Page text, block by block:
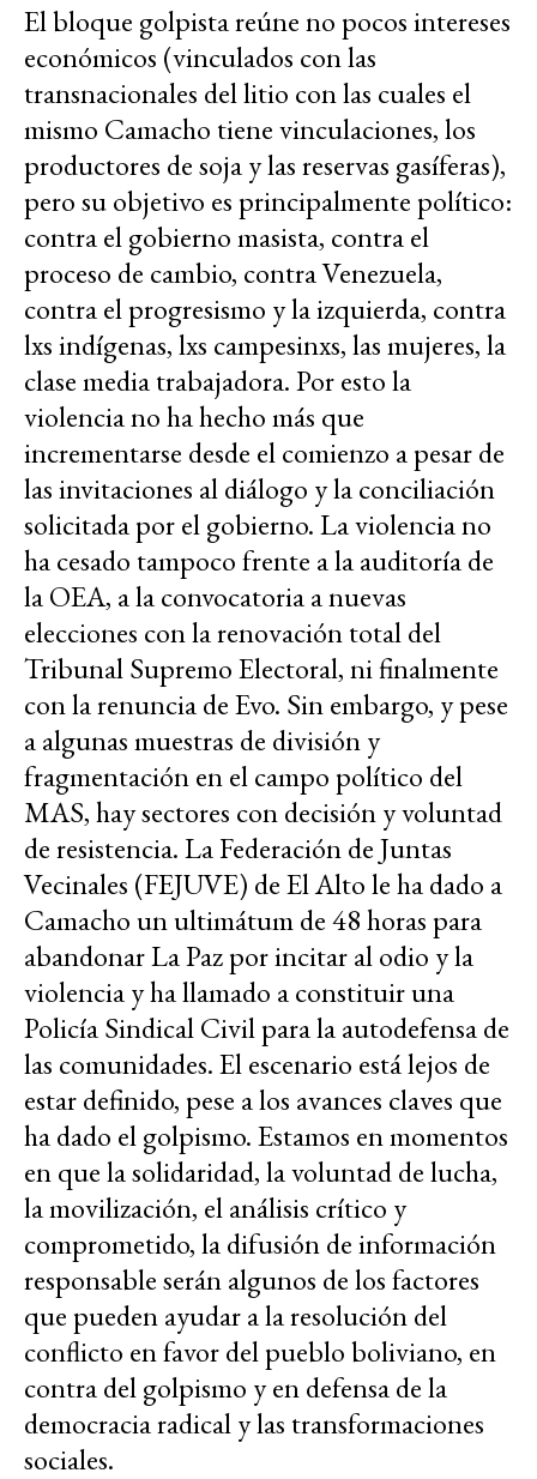
El bloque golpista reúne no pocos intereses
económicos (vinculados con las
transnacionales del litio con las cuales el
mismo Camacho tiene vinculaciones, los
productores de soja y las reservas gasíferas),
pero su objetivo es principalmente político:
contra el gobierno masista, contra el
proceso de cambio, contra Venezuela,
contra el progresismo y la izquierda, contra
lxs indígenas, lxs campesinxs, las mujeres, la
clase media trabajadora. Por esto la
violencia no ha hecho más que
incrementarse desde el comienzo a pesar de
las invitaciones al diálogo y la conciliación
solicitada por el gobierno. La violencia no
ha cesado tampoco frente a la auditoría de
la OEA, a la convocatoria a nuevas
elecciones con la renovación total del
Tribunal Supremo Electoral, ni finalmente
con la renuncia de Evo. Sin embargo, y pese
a algunas muestras de división y
fragmentación en el campo político del
MAS, hay sectores con decisión y voluntad
de resistencia. La Federación de Juntas
Vecinales (FEJUVE) de El Alto le ha dado a
Camacho un ultimátum de 48 horas para
abandonar La Paz por incitar al odio y la
violencia y ha llamado a constituir una
Policía Sindical Civil para la autodefensa de
las comunidades. El escenario está lejos de
estar definido, pese a los avances claves que
ha dado el golpismo. Estamos en momentos
en que la solidaridad, la voluntad de lucha,
la movilización, el análisis crítico y
comprometido, la difusión de información
responsable serán algunos de los factores
que pueden ayudar a la resolución del
conflicto en favor del pueblo boliviano, en
contra del golpismo y en defensa de la
democracia radical y las transformaciones
sociales.